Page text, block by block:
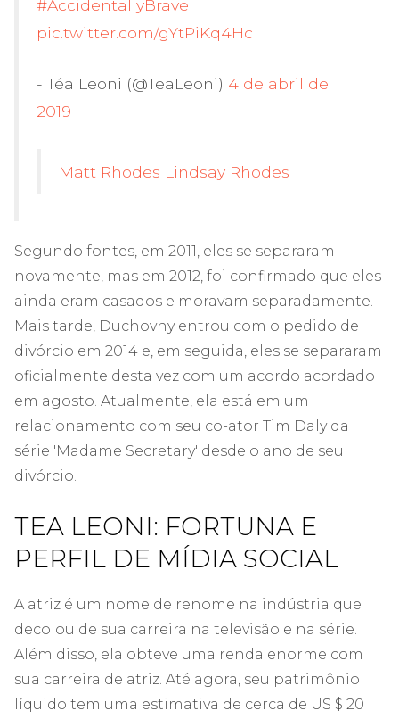
#AccidentallyBrave
pic.twitter.com/gYtPiKq4Hc
- Téa Leoni (@TeaLeoni) 4 de abril de
2019
Matt Rhodes Lindsay Rhodes
Segundo fontes, em 2011, eles se separaram
novamente, mas em 2012, foi confirmado que eles
ainda eram casados ​​e moravam separadamente.
Mais tarde, Duchovny entrou com o pedido de
divórcio em 2014 e, em seguida, eles se separaram
oficialmente desta vez com um acordo acordado
em agosto. Atualmente, ela está em um
relacionamento com seu co-ator Tim Daly da
série 'Madame Secretary' desde o ano de seu
divórcio.
TEA LEONI: FORTUNA E
PERFIL DE MÍDIA SOCIAL
A atriz é um nome de renome na indústria que
decolou de sua carreira na televisão e na série.
Além disso, ela obteve uma renda enorme com
sua carreira de atriz. Até agora, seu patrimônio
líquido tem uma estimativa de cerca de US $ 20